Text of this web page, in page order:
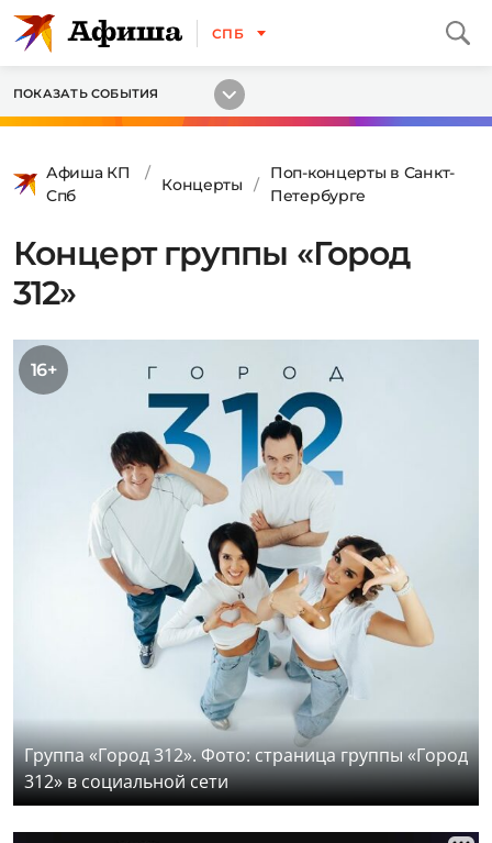
СПБ
ПОКАЗАТЬ СОБЫТИЯ
Афиша КП
Спб
Концерты
Поп-концерты в Санкт-
Петербурге
Концерт группы «Город
312»
16+
Группа «Город 312». Фото: страница группы «Город
312» в социальной сети